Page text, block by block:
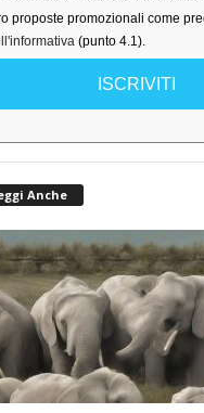
proposte promozionali come
(punto 4.1).
ISCRIVITI
Anche